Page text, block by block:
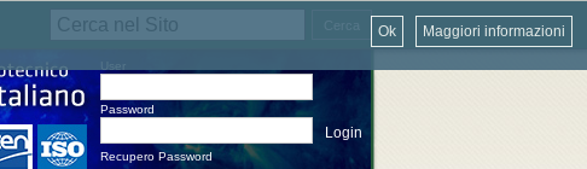
Password
Recupero Password
Maggiori informazioni
Ok